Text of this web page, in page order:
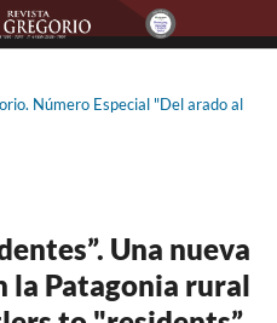
Número Especial "Del arado al
Una nueva
la Patagonia rural